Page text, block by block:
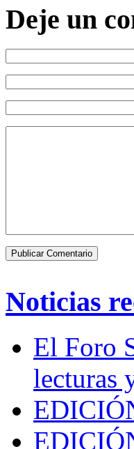
Deje un
Noticias
El Foro
lecturas